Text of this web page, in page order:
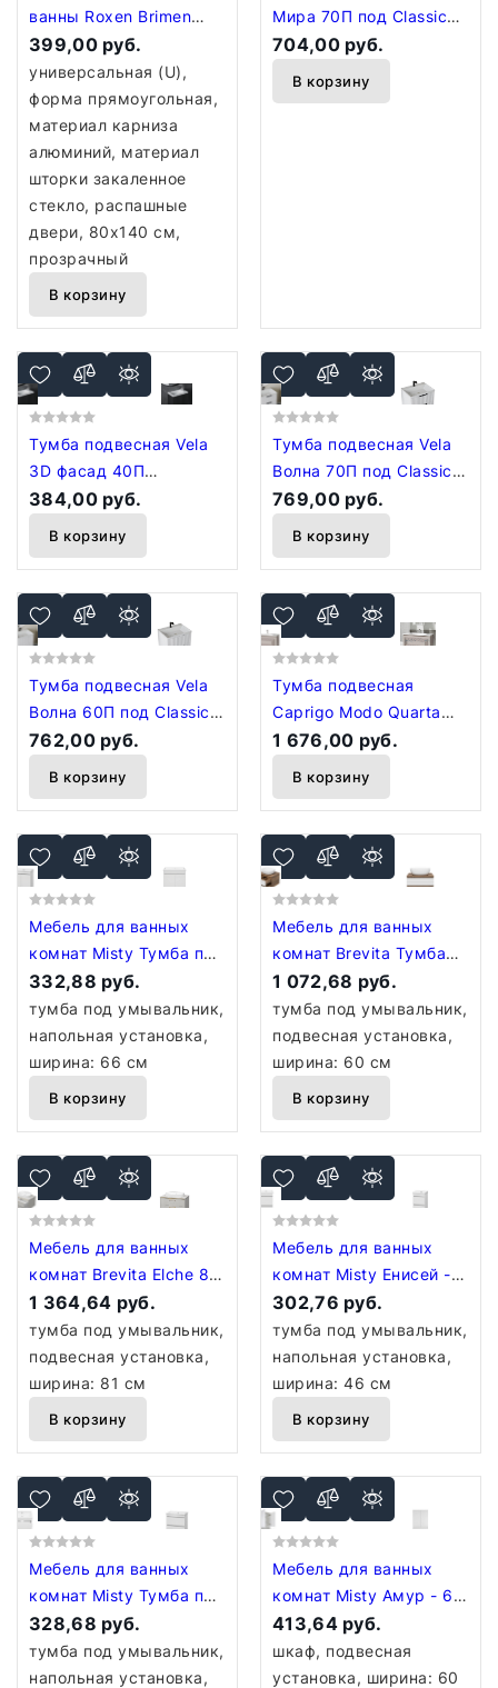
ванны Roxen Brimen
52010-80B 80х140
399,00 руб.
универсальная (U),
форма прямоугольная,
материал карниза
алюминий, материал
шторки закаленное
стекло, распашные
двери, 80х140 см,
прозрачный
В корзину
Мира 70П под Classica
(белый глянец)
704,00 руб.
В корзину
Тумба подвесная Vela
3D фасад 40П
TU271752
384,00 руб.
В корзину
Тумба подвесная Vela
Волна 70П под Classica
(белый мат) черный
769,00 руб.
В корзину
Тумба подвесная Vela
Волна 60П под Classica
(белый мат) белый
762,00 руб.
В корзину
Тумба подвесная
Caprigo Modo Quarta
100 35715-SF022
1 676,00 руб.
В корзину
Мебель для ванных
комнат Misty Тумба под
умывальник Енисей 70
Э-Ени01070-012
332,88 руб.
тумба под умывальник,
напольная установка,
ширина: 66 см
В корзину
Мебель для ванных
комнат Brevita Тумба
под умывальник Dakota
60 DAK-09060-19/01-2Я
1 072,68 руб.
тумба под умывальник,
подвесная установка,
ширина: 60 см
В корзину
Мебель для ванных
комнат Brevita Elche 80
ELC-01080-0502Я
(серый кашемир)
1 364,64 руб.
тумба под умывальник,
подвесная установка,
ширина: 81 см
В корзину
Мебель для ванных
комнат Misty Енисей -
50 Тумба с 2 ящ. - Э-
Ени01050-0112Я
302,76 руб.
тумба под умывальник,
напольная установка,
ширина: 46 см
В корзину
Мебель для ванных
комнат Misty Тумба под
умывальник Енисей 70
Э-Ени01070-0112Я
328,68 руб.
тумба под умывальник,
напольная установка,
Мебель для ванных
комнат Misty Амур - 60
шкаф над стиральной
машиной с полками - Э-
Ам08060-012
413,64 руб.
шкаф, подвесная
установка, ширина: 60